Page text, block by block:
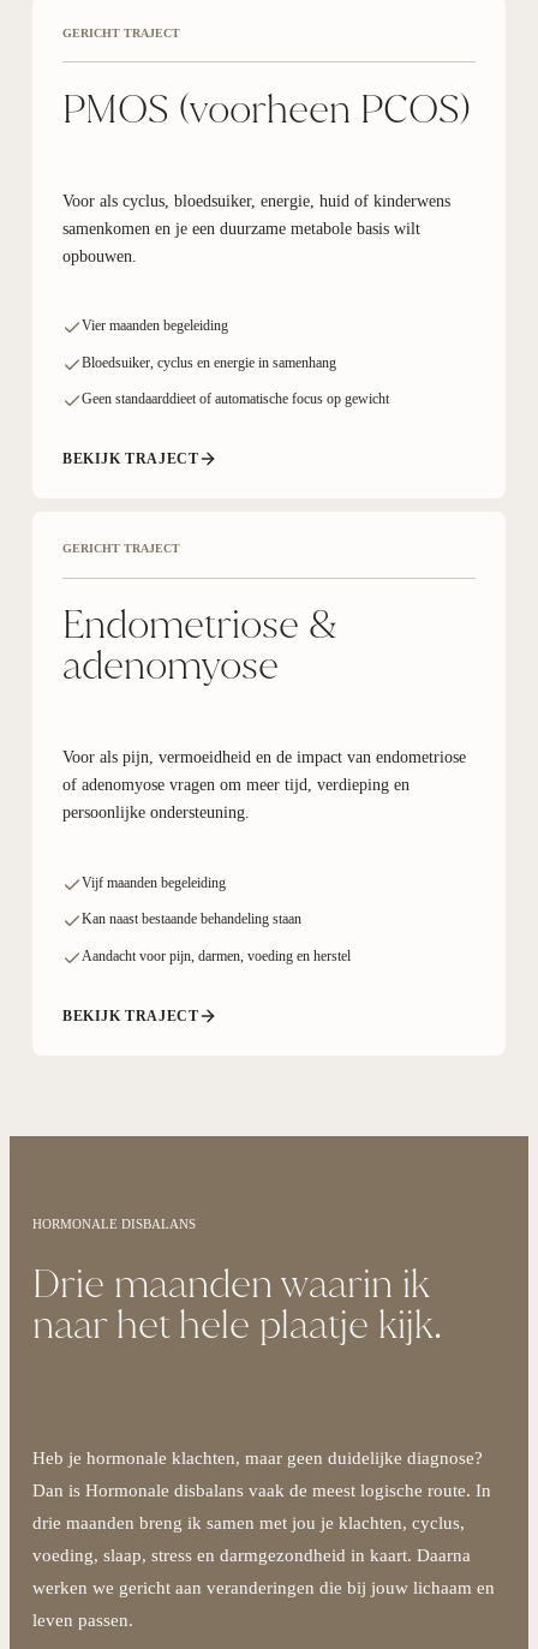
GERICHT TRAJECT
PMOS (voorheen PCOS)
Voor als cyclus, bloedsuiker, energie, huid of kinderwens
samenkomen en je een duurzame metabole basis wilt
opbouwen.
Vier maanden begeleiding
Bloedsuiker, cyclus en energie in samenhang
Geen standaarddieet of automatische focus op gewicht
BEKIJK TRAJECT
GERICHT TRAJECT
Endometriose &
adenomyose
Voor als pijn, vermoeidheid en de impact van endometriose
of adenomyose vragen om meer tijd, verdieping en
persoonlijke ondersteuning.
Vijf maanden begeleiding
Kan naast bestaande behandeling staan
Aandacht voor pijn, darmen, voeding en herstel
BEKIJK TRAJECT
HORMONALE DISBALANS
Drie maanden waarin ik
naar het hele plaatje kijk.
Heb je hormonale klachten, maar geen duidelijke diagnose?
Dan is Hormonale disbalans vaak de meest logische route. In
drie maanden breng ik samen met jou je klachten, cyclus,
voeding, slaap, stress en darmgezondheid in kaart. Daarna
werken we gericht aan veranderingen die bij jouw lichaam en
leven passen.